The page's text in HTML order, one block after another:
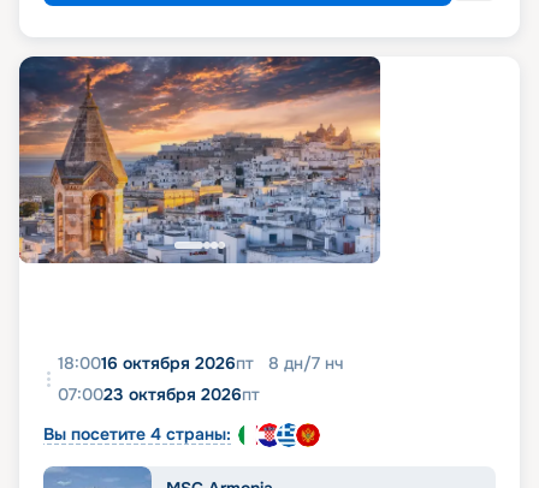
18:0016 октября 2026пт 8 дн/7 нч
07:0023 октября 2026пт
Вы посетите 4 страны: